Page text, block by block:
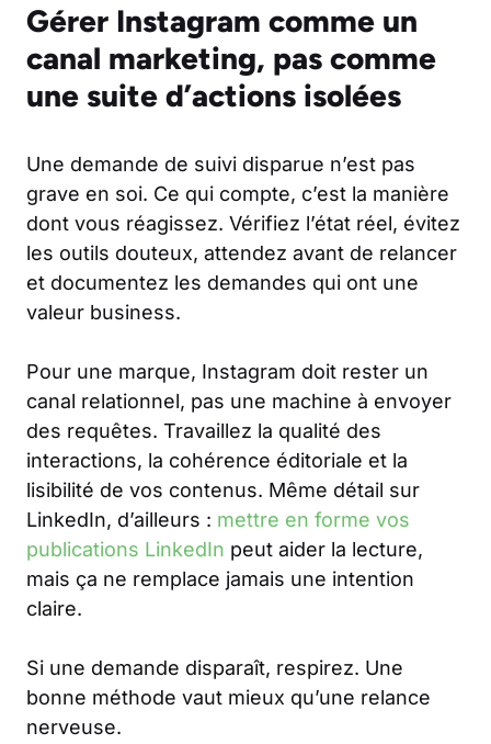
Gérer Instagram comme un
canal marketing, pas comme
une suite d’actions isolées
Une demande de suivi disparue n’est pas
grave en soi. Ce qui compte, c’est la manière
dont vous réagissez. Vérifiez l’état réel, évitez
les outils douteux, attendez avant de relancer
et documentez les demandes qui ont une
valeur business.
Pour une marque, Instagram doit rester un
canal relationnel, pas une machine à envoyer
des requêtes. Travaillez la qualité des
interactions, la cohérence éditoriale et la
lisibilité de vos contenus. Même détail sur
LinkedIn, d’ailleurs : mettre en forme vos
publications LinkedIn peut aider la lecture,
mais ça ne remplace jamais une intention
claire.
Si une demande disparaît, respirez. Une
bonne méthode vaut mieux qu’une relance
nerveuse.